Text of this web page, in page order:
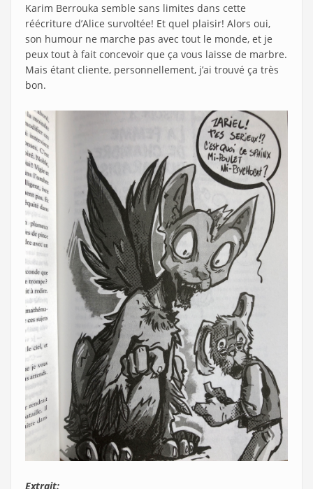
Karim Berrouka semble sans limites dans cette
réécriture d’Alice survoltée! Et quel plaisir! Alors oui,
son humour ne marche pas avec tout le monde, et je
peux tout à fait concevoir que ça vous laisse de marbre.
Mais étant cliente, personnellement, j’ai trouvé ça très
bon.
Extrait: